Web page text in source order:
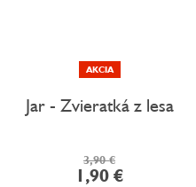
AKCIA
Jar - Zvieratká z lesa
3,90 €
1,90 €